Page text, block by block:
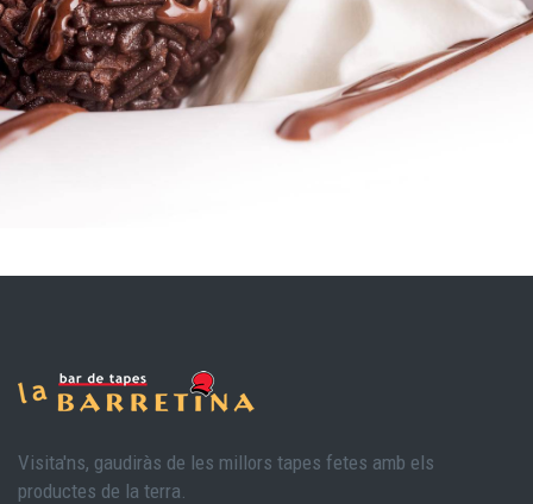
Visita'ns, gaudiràs de les millors tapes fetes amb els
productes de la terra.